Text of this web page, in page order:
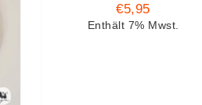
€5,95
Enthält 7% Mwst.